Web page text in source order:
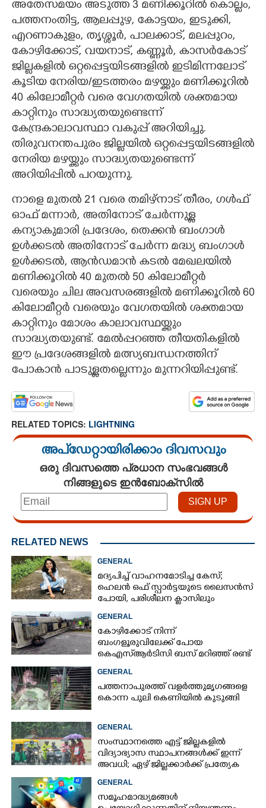
അതേസമയം അടുത്ത 3 മണിക്കൂറിൽ കൊല്ലം,
പത്തനംതിട്ട, ആലപ്പുഴ, കോട്ടയം, ഇടുക്കി,
എറണാകുളം, തൃശ്ശൂർ, പാലക്കാട്, മലപ്പുറം,
കോഴിക്കോട്, വയനാട്, കണ്ണൂർ, കാസർകോട്
ജില്ലകളിൽ ഒറ്റപ്പെട്ടയിടങ്ങളിൽ ഇടിമിന്നലോട്
കൂടിയ നേരിയ/ഇടത്തരം മഴയ്ക്കും മണിക്കൂറിൽ
40 കിലോമീറ്റർ വരെ വേഗതയിൽ ശക്തമായ
കാറ്റിനും സാദ്ധ്യതയുണ്ടെന്ന്
കേന്ദ്രകാലാവസ്ഥാ വകുപ്പ് അറിയിച്ചു.
തിരുവനന്തപുരം ജില്ലയിൽ ഒറ്റപ്പെട്ടയിടങ്ങളിൽ
നേരിയ മഴയ്ക്കും സാദ്ധ്യതയുണ്ടെന്ന്
അറിയിപ്പിൽ പറയുന്നു.
നാളെ മുതൽ 21 വരെ തമിഴ്നാട് തീരം, ഗൾഫ്
ഓഫ് മന്നാർ, അതിനോട് ചേർന്നുള്ള
കന്യാകുമാരി പ്രദേശം, തെക്കൻ ബംഗാൾ
ഉൾക്കടൽ അതിനോട് ചേർന്ന മദ്ധ്യ ബംഗാൾ
ഉൾക്കടൽ, ആൻഡമാൻ കടൽ മേഖലയിൽ
മണിക്കൂറിൽ 40 മുതൽ 50 കിലോമീറ്റർ
വരെയും ചില അവസരങ്ങളിൽ മണിക്കൂറിൽ 60
കിലോമീറ്റർ വരെയും വേഗതയിൽ ശക്തമായ
കാറ്റിനും മോശം കാലാവസ്ഥയ്ക്കും
സാദ്ധ്യതയുണ്ട്. മേൽപ്പറഞ്ഞ തീയതികളിൽ
ഈ പ്രദേശങ്ങളിൽ മത്സ്യബന്ധനത്തിന്
പോകാൻ പാടുള്ളതല്ലെന്നും മുന്നറിയിപ്പുണ്ട്.
RELATED TOPICS: LIGHTNING
അപ്ഡേറ്റായിരിക്കാം ദിവസവും
ഒരു ദിവസത്തെ പ്രധാന സംഭവങ്ങൾ
നിങ്ങളുടെ ഇൻബോക്സിൽ
RELATED NEWS
GENERAL
മദ്യപിച്ച് വാഹനമോടിച്ച കേസ്;
ഹെലൻ ഒഫ് സ്പാർട്ടയുടെ ലൈസൻസ്
പോയി, പരിശീലന ക്ലാസിലും
GENERAL
കോഴിക്കോട് നിന്ന്
ബംഗളൂരുവിലേക്ക് പോയ
കെഎസ്‌ആർടിസി ബസ് മറിഞ്ഞ് രണ്ട്
ഗുരുതരാവസ്ഥയിൽ
GENERAL
പത്തനാപുരത്ത് വളർത്തുമൃഗങ്ങളെ
കൊന്ന പുലി കെണിയിൽ കുടുങ്ങി
GENERAL
സംസ്ഥാനത്തെ എട്ട് ജില്ലകളിൽ
വിദ്യാഭ്യാസ സ്ഥാപനങ്ങൾക്ക് ഇന്ന്
അവധി; ഏഴ് ജില്ലക്കാർക്ക് പ്രത്യേക
GENERAL
സമൂഹമാദ്ധ്യമങ്ങൾ